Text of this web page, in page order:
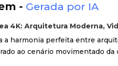
- Gerada por IA
4K: Arquitetura Moderna,
a harmonia perfeita entre
ao cenário movimentado da